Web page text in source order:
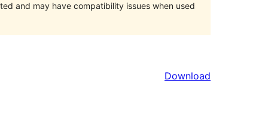
and may have compatibility issues when used
Download